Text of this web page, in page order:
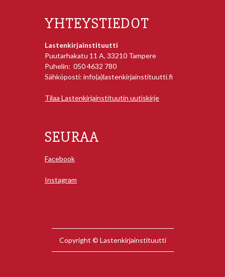
YHTEYSTIEDOT
Lastenkirjainstituutti
Puutarhakatu 11 A, 33210 Tampere
Puhelin: 050 4632 780
Sähköposti: info(a)lastenkirjainstituutti.fi
Tilaa Lastenkirjainstituutin uutiskirje
SEURAA
Facebook
Instagram
Copyright © Lastenkirjainstituutti